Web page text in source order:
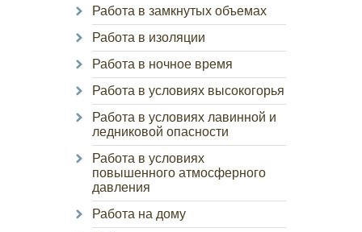
Работа в замкнутых объемах
Работа в изоляции
Работа в ночное время
Работа в условиях высокогорья
Работа в условиях лавинной и
ледниковой опасности
Работа в условиях
повышенного атмосферного
давления
Работа на дому